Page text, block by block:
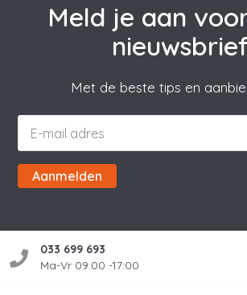
Meld je aan
Met de beste tips en
Aanmelden
033 699 693
Ma-Vr 09:00 -17:00